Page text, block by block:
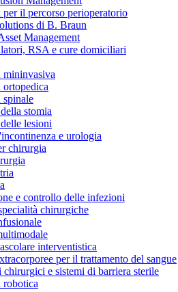
un campione al nostro Customer Care,
di lavoro!
carriera del Gruppo B. Braun. Visita
per il percorso perioperatorio
di B. Braun
Management
RSA e cure domiciliari
mininvasiva
stomia
lesioni
e urologia
chirurgia
e controllo delle infezioni
chirurgiche
interventistica
per il trattamento del sangue
chirurgici e sistemi di barriera sterile